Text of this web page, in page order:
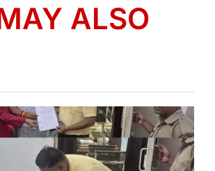
ALSO